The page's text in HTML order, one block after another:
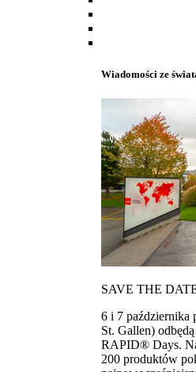
Wiadomości ze
SAVE THE
6 i 7 października
St. Gallen)
RAPID® Days.
200 produktów